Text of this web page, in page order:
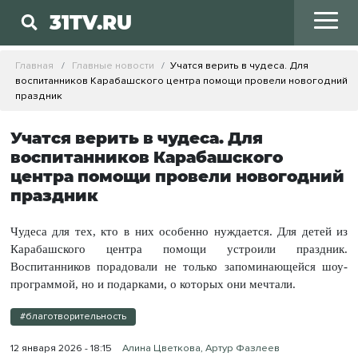
31TV.RU
Главная Главные новости
Учатся верить в чудеса. Для
воспитанников Карабашского центра помощи провели новогодний
праздник
Учатся верить в чудеса. Для
воспитанников Карабашского
центра помощи провели новогодний
праздник
Чудеса для тех, кто в них особенно нуждается. Для детей из
Карабашского центра помощи устроили праздник.
Воспитанников порадовали не только запоминающейся шоу-
программой, но и подарками, о которых они мечтали.
#благотворительность
12 января 2026 - 18:15 Алина Цветкова, Артур Фазлеев